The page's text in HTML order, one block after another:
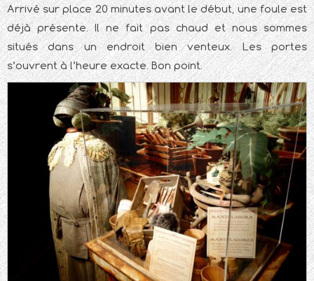
Arrivé sur place 20 minutes avant le début, une foule est
déjà présente. Il ne fait pas chaud et nous sommes
situés dans un endroit bien venteux. Les portes
s’ouvrent à l’heure exacte. Bon point.